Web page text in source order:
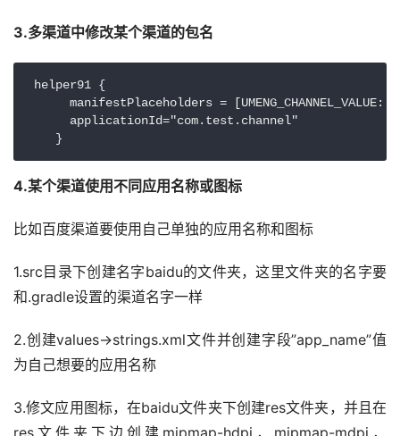
3.多渠道中修改某个渠道的包名
helper91 {
manifestPlaceholders = [UMENG_CHANNEL_VALUE:
      applicationId="com.test.channel"
    }
4.某个渠道使用不同应用名称或图标
比如百度渠道要使用自己单独的应用名称和图标
1.src目录下创建名字baidu的文件夹，这里文件夹的名字要
和.gradle设置的渠道名字一样
2.创建values->strings.xml文件并创建字段”app_name”值
为自己想要的应用名称
3.修文应用图标，在baidu文件夹下创建res文件夹，并且在